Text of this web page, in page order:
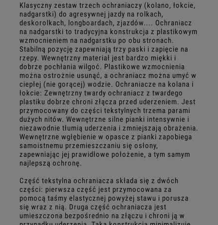
Klasyczny zestaw trzech ochraniaczy (kolano, łokcie,
nadgarstki) do agresywnej jazdy na rolkach,
deskorolkach, longboardach, zjazdów.... Ochraniacz
na nadgarstki to tradycyjna konstrukcja z plastikowym
wzmocnieniem na nadgarstku po obu stronach.
Stabilną pozycję zapewniają trzy paski i zapięcie na
rzepy. Wewnętrzny materiał jest bardzo miękki i
dobrze pochłania wilgoć. Plastikowe wzmocnienia
można ostrożnie usunąć, a ochraniacz można umyć w
ciepłej (nie gorącej) wodzie. Ochraniacze na kolana i
łokcie: Zewnętrzny twardy ochraniacz z twardego
plastiku dobrze chroni złącza przed uderzeniem. Jest
przymocowany do części tekstylnych trzema parami
dużych nitów. Wewnętrzne silne pianki intensywnie i
niezawodnie tłumią uderzenia i zmniejszają obrażenia.
Wewnętrzne wgłębienie w opasce z pianki zapobiega
samoistnemu przemieszczaniu się osłony,
zapewniając jej prawidłowe położenie, a tym samym
najlepszą ochronę.
Część tekstylna ochraniacza składa się z dwóch
części: pierwsza część jest przymocowana za
pomocą taśmy elastycznej powyżej stawu i porusza
się wraz z nią. Druga część ochraniacza jest
umieszczona bezpośrednio na złączu i chroni ją w